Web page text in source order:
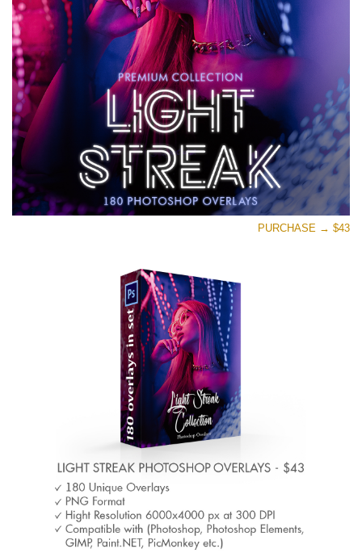
Large 6000*4000px
تنزيل مجاني
PURCHASE → $43